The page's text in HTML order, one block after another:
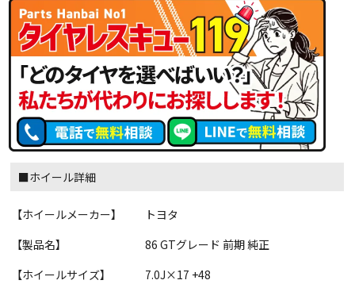
■ホイール詳細
【ホイールメーカー】
トヨタ
【製品名】
86 GTグレード 前期 純正
【ホイールサイズ】
7.0J×17 +48